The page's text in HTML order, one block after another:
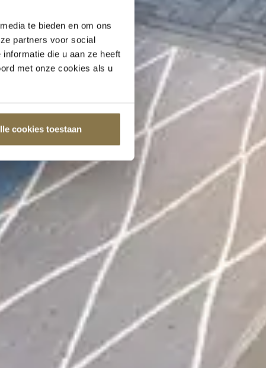
te bieden en om ons
partners voor social
die u aan ze heeft
met onze cookies als u
cookies toestaan